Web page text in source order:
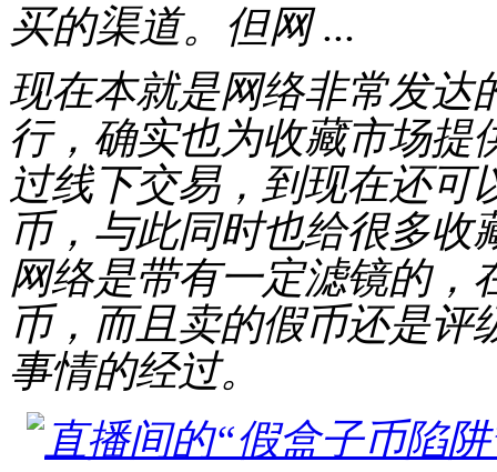
买的渠道。但网 ...
现在本就是网络非常发达
行，确实也为收藏市场提
过线下交易，到现在还可
币，与此同时也给很多收
网络是带有一定滤镜的，
币，而且卖的假币还是评
事情的经过。